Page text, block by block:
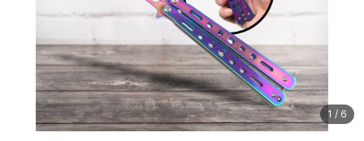
1 / 6